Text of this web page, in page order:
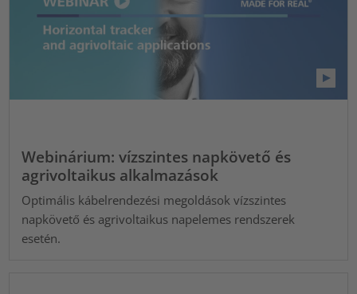
Webinárium: vízszintes napkövető és
agrivoltaikus alkalmazások
Optimális kábelrendezési megoldások vízszintes
napkövető és agrivoltaikus napelemes rendszerek
esetén.